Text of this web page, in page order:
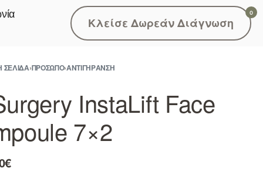
Κλείσε Δωρεάν Διάγνωση
0
ΣΕΛΊΔΑ›ΠΡΟΣΩΠΟ›ΑΝΤΙΓΗΡΑΝΣΗ
InstaLift Face
7×2
€